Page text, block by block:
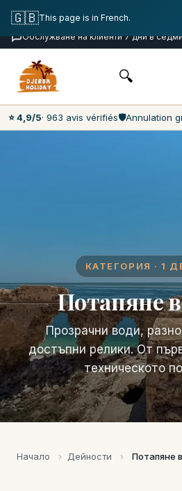
Безплатна отмяна
Плащане в деня
Най-ниски цени на пазара
Обслужване на клиенти 7 дни в
🔍
⭐ 4,9/5· 963 avis vérifiés🛡️Annulation
КАТЕГОРИЯ · 1
Потапяне
Прозрачни води,
достъпни релики. От
техническото
Начало › Дейности › Потапяне
🇬🇧This page is in French.